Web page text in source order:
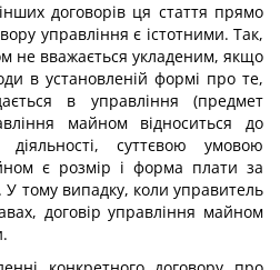
договорів ця стаття прямо
управління є істотними. Так,
не вважається укладеним, якщо
в установленій формі про те,
в управління (предмет
майном відноситься до
суттєвою умовою
є розмір і форма плати за
тому випадку, коли управитель
договір управління майном